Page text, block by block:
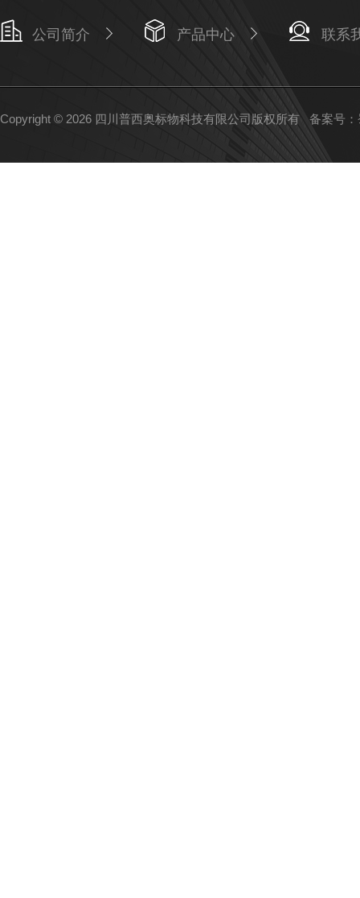
公司简介 产品中心 联系
Copyright © 2026 四川普西奥标物科技有限公司版权所有 备案号：